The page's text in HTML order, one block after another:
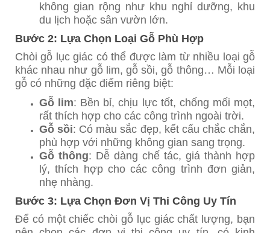
không gian rộng như khu nghỉ dưỡng, khu
du lịch hoặc sân vườn lớn.
Bước 2: Lựa Chọn Loại Gỗ Phù Hợp
Chòi gỗ lục giác có thể được làm từ nhiều loại gỗ
khác nhau như gỗ lim, gỗ sồi, gỗ thông… Mỗi loại
gỗ có những đặc điểm riêng biệt:
Gỗ lim: Bền bỉ, chịu lực tốt, chống mối mọt,
rất thích hợp cho các công trình ngoài trời.
Gỗ sồi: Có màu sắc đẹp, kết cấu chắc chắn,
phù hợp với những không gian sang trọng.
Gỗ thông: Dễ dàng chế tác, giá thành hợp
lý, thích hợp cho các công trình đơn giản,
nhẹ nhàng.
Bước 3: Lựa Chọn Đơn Vị Thi Công Uy Tín
Để có một chiếc chòi gỗ lục giác chất lượng, bạn